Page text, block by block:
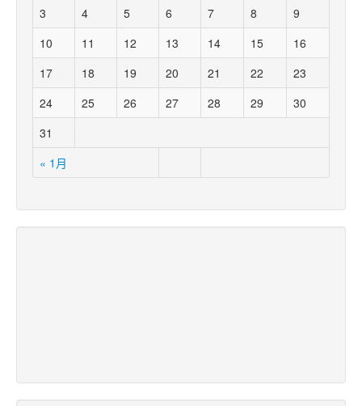
« 1月
3
4 5 6 7 8
9
10
11 12 13 14 15
16
17
18 19 20 21 22
23
24
25 26 27 28 29
30
31